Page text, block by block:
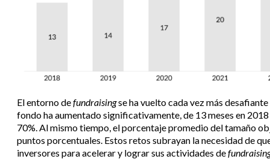
El entorno defundraisingse ha vuelto cada vez más
fondo ha aumentado significativamente, de 13 meses en
70%. Al mismo tiempo, el porcentaje promedio del tamaño
puntos porcentuales. Estos retos subrayan la necesidad de
inversores para acelerar y lograr sus actividades de